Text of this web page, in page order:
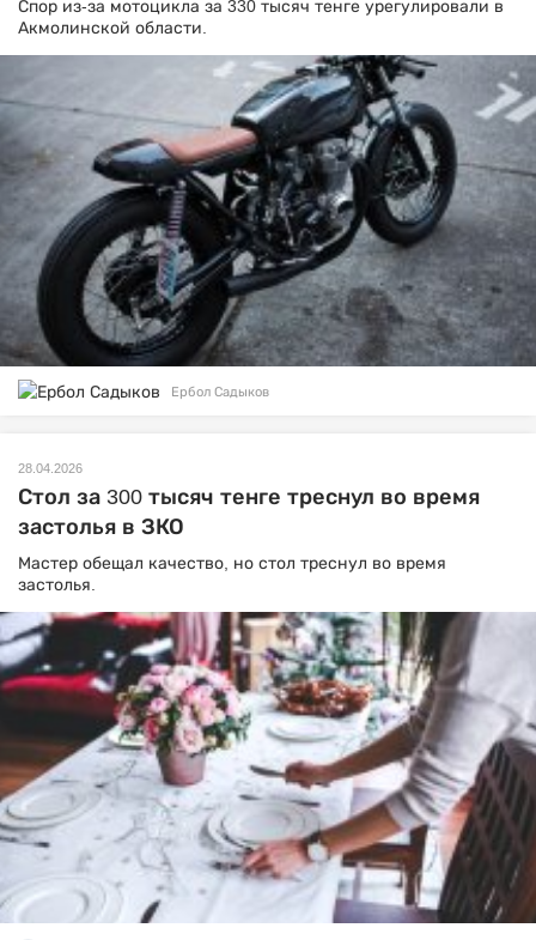
Спор из-за мотоцикла за 330 тысяч тенге урегулировали в
Акмолинской области.
Ербол Садыков
28.04.2026
Стол за 300 тысяч тенге треснул во время
застолья в ЗКО
Мастер обещал качество, но стол треснул во время
застолья.